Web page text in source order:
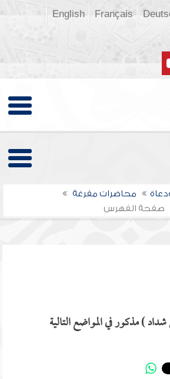
Français
English
محاضرات مفرغة
صفحة الفهرس
) مذكور في المواضع التالية